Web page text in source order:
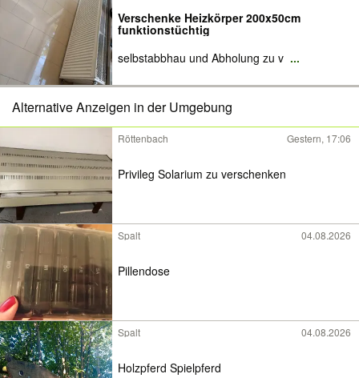
Verschenke Heizkörper 200x50cm
funktionstüchtig
selbstabbhau und Abholung zu v ...
Alternative Anzeigen in der Umgebung
Röttenbach Gestern, 17:06
Privileg Solarium zu verschenken
Spalt 04.08.2026
Pillendose
Spalt 04.08.2026
Holzpferd Spielpferd